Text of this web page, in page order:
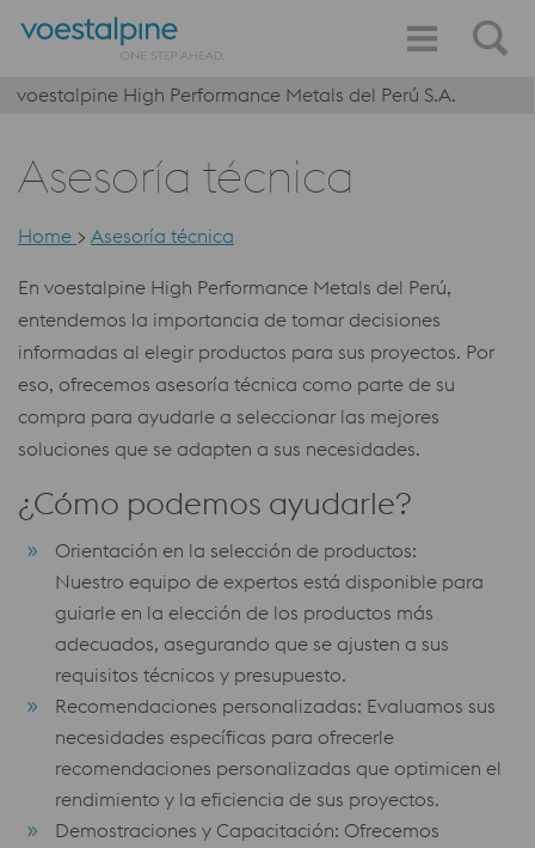
voestalpine High Performance Metals del Perú S.A.
Asesoría técnica
Home > Asesoría técnica
En voestalpine High Performance Metals del Perú,
entendemos la importancia de tomar decisiones
informadas al elegir productos para sus proyectos. Por
eso, ofrecemos asesoría técnica como parte de su
compra para ayudarle a seleccionar las mejores
soluciones que se adapten a sus necesidades.
¿Cómo podemos ayudarle?
Orientación en la selección de productos:
Nuestro equipo de expertos está disponible para
guiarle en la elección de los productos más
adecuados, asegurando que se ajusten a sus
requisitos técnicos y presupuesto.
Recomendaciones personalizadas: Evaluamos sus
necesidades específicas para ofrecerle
recomendaciones personalizadas que optimicen el
rendimiento y la eficiencia de sus proyectos.
Demostraciones y Capacitación: Ofrecemos